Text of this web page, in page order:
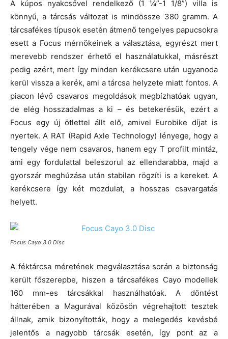
A kúpos nyakcsővel rendelkező (1 ¼”-1 1/8”) villa is
könnyű, a tárcsás változat is mindössze 380 gramm. A
tárcsafékes típusok esetén átmenő tengelyes papucsokra
esett a Focus mérnökeinek a választása, egyrészt mert
merevebb rendszer érhető el használatukkal, másrészt
pedig azért, mert így minden kerékcsere után ugyanoda
kerül vissza a kerék, ami a tárcsa helyzete miatt fontos. A
piacon lévő csavaros megoldások megbízhatóak ugyan,
de elég hosszadalmas a ki – és betekerésük, ezért a
Focus egy új ötlettel állt elő, amivel Eurobike díjat is
nyertek. A RAT (Rapid Axle Technology) lényege, hogy a
tengely vége nem csavaros, hanem egy T profilt mintáz,
ami egy fordulattal beleszorul az ellendarabba, majd a
gyorszár meghúzása után stabilan rögzíti is a kereket. A
kerékcsere így két mozdulat, a hosszas csavargatás
helyett.
Focus Cayo 3.0 Disc
A féktárcsa méretének megválasztása során a biztonság
került főszerepbe, hiszen a tárcsafékes Cayo modellek
160 mm-es tárcsákkal használhatóak. A döntést
hátterében a Magurával közösön végrehajtott tesztek
állnak, amik bizonyították, hogy a melegedés kevésbé
jelentős a nagyobb tárcsák esetén, így pont az a